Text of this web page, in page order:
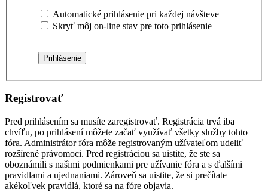
Automatické prihlásenie pri každej návšteve
Skryť môj on-line stav pre toto prihlásenie
Registrovať
Pred prihlásením sa musíte zaregistrovať. Registrácia trvá iba
chvíľu, po prihlásení môžete začať využívať všetky služby tohto
fóra. Administrátor fóra môže registrovaným užívateľom udeliť
rozšírené právomoci. Pred registráciou sa uistite, že ste sa
oboznámili s našimi podmienkami pre užívanie fóra a s ďalšími
pravidlami a ujednaniami. Zároveň sa uistite, že si prečítate
akékoľvek pravidlá, ktoré sa na fóre objavia.